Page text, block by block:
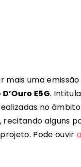
mais uma emissão
E5G.
no
alguns
Pode ouvir